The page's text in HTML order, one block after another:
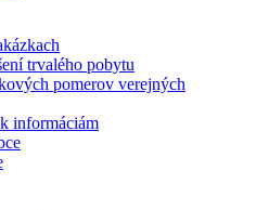
trvalého pobytu
pomerov verejných
informáciám